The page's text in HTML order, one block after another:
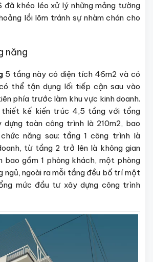
đã khéo léo xử lý những mảng tường
lồi lõm tránh sự nhàm chán cho
năng
5 tầng này có diện tích 46m2 và có
thể tận dụng lối tiếp cận sau vào
phía trước làm khu vực kinh doanh.
thiết kế kiến trúc 4,5 tầng với tổng
dựng toàn công trình là 210m2, bao
năng sau: tầng 1 công trình là
từ tầng 2 trở lên là không gian
bao gồm 1 phòng khách, một phòng
ngủ, ngoài ra mỗi tầng đều bố trí một
mức đầu tư xây dựng công trình